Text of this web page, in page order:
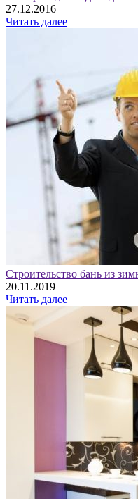
27.12.2016
Читать далее
Строительство бань из
20.11.2019
Читать далее